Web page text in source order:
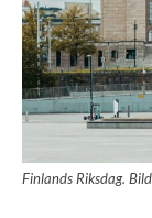
Finlands Riksdag.